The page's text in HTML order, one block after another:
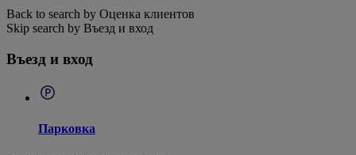
Back to search by Оценка клиентов
Skip search by Въезд и вход
Въезд и вход
Парковка